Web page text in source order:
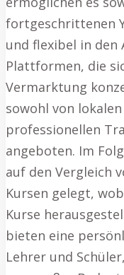
fortgeschrittenen
und flexibel in den
Plattformen, die
Vermarktung
sowohl von
professionellen
angeboten. Im
auf den Vergleich
Kursen gelegt,
Kurse
bieten eine
Lehrer und